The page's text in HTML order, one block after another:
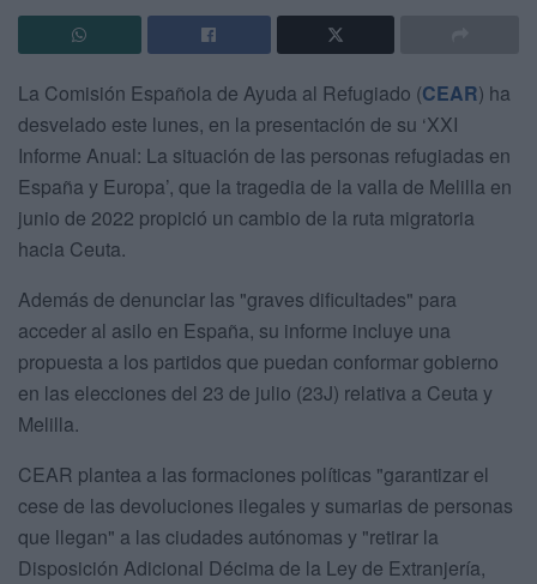
La Comisión Española de Ayuda al Refugiado (CEAR) ha
desvelado este lunes, en la presentación de su ‘XXI
Informe Anual: La situación de las personas refugiadas en
España y Europa’, que la tragedia de la valla de Melilla en
junio de 2022 propició un cambio de la ruta migratoria
hacia Ceuta.
Además de denunciar las "graves dificultades" para
acceder al asilo en España, su informe incluye una
propuesta a los partidos que puedan conformar gobierno
en las elecciones del 23 de julio (23J) relativa a Ceuta y
Melilla.
CEAR plantea a las formaciones políticas "garantizar el
cese de las devoluciones ilegales y sumarias de personas
que llegan" a las ciudades autónomas y "retirar la
Disposición Adicional Décima de la Ley de Extranjería,